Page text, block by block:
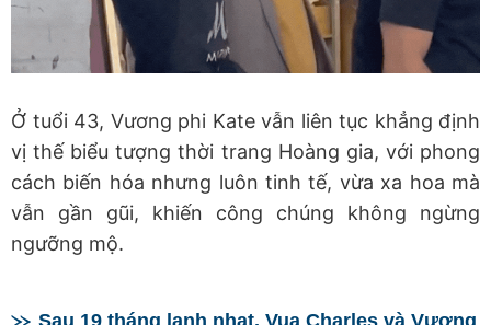
Ở tuổi 43, Vương phi Kate vẫn liên tục khẳng định
vị thế biểu tượng thời trang Hoàng gia, với phong
cách biến hóa nhưng luôn tinh tế, vừa xa hoa mà
vẫn gần gũi, khiến công chúng không ngừng
ngưỡng mộ.